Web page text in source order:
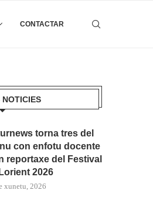
CONTACTAR
torna tres del
con enfotu docente
reportaxe del Festival
2026
xunetu, 2026